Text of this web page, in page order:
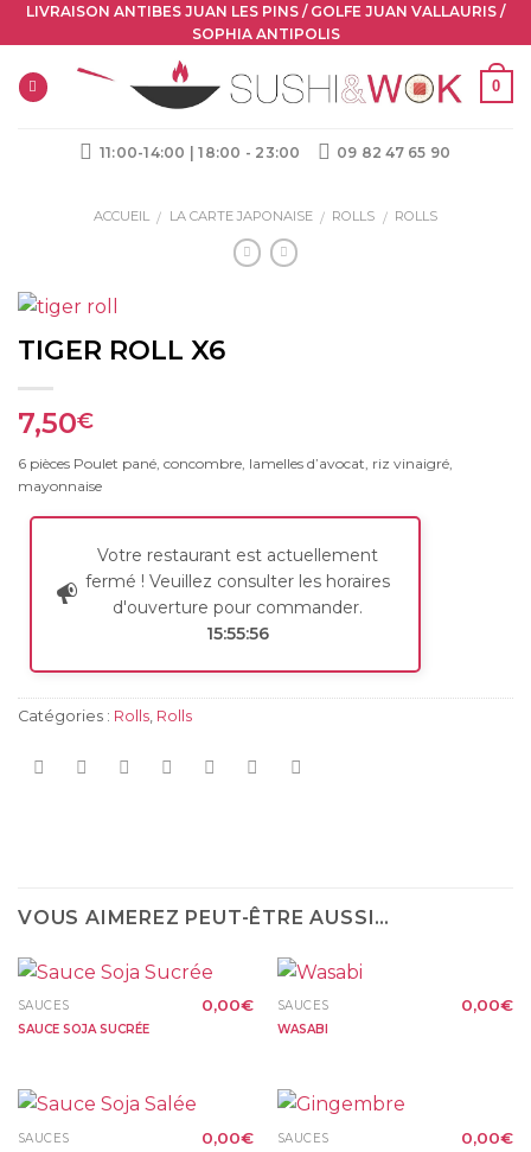
Skip
to
content
LIVRAISON ANTIBES JUAN LES PINS / GOLFE JUAN VALLAURIS /
SOPHIA ANTIPOLIS
0
11:00-14:00 | 18:00 - 23:00 09 82 47 65 90
ACCUEIL / LA CARTE JAPONAISE / ROLLS / ROLLS
TIGER ROLL X6
7,50€
6 pièces Poulet pané, concombre, lamelles d’avocat, riz vinaigré,
mayonnaise
Votre restaurant est actuellement
fermé ! Veuillez consulter les horaires
d'ouverture pour commander.
15:55:56
Catégories : Rolls Rolls
VOUS AIMEREZ PEUT-ÊTRE AUSSI…
SAUCES
SAUCE SOJA SUCRÉE
0,00€
SAUCES
WASABI
0,00€
SAUCES
0,00€
SAUCES
0,00€